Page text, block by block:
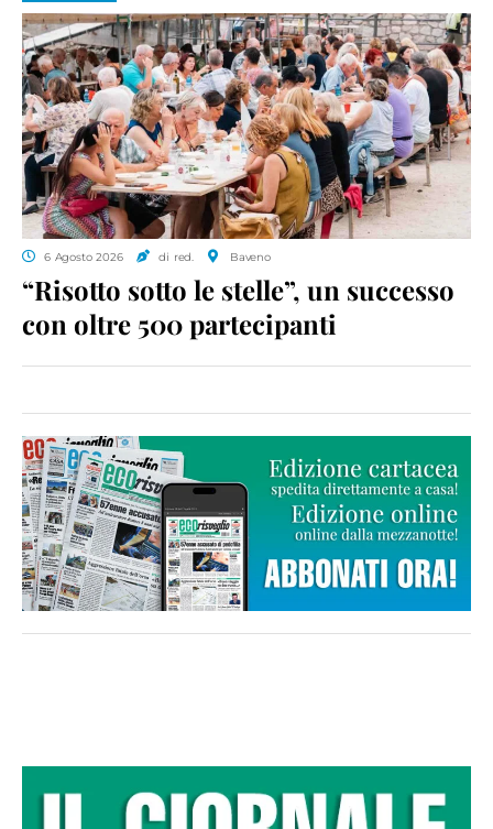
6 Agosto 2026 di red. Baveno
“Risotto sotto le stelle”, un successo
con oltre 500 partecipanti